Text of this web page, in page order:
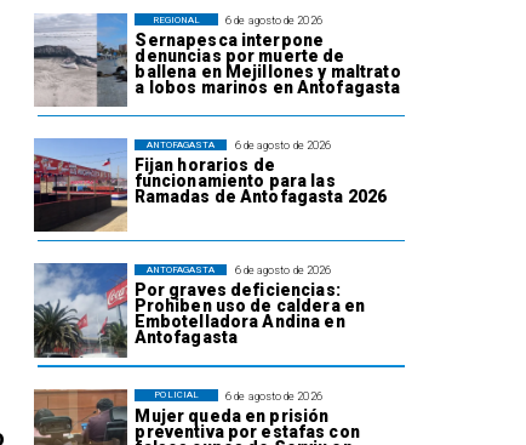
6 de agosto de 2026
Sernapesca interpone
denuncias por muerte de
ballena en Mejillones y maltrato
a lobos marinos en Antofagasta
REGIONAL
6 de agosto de 2026
Fijan horarios de
funcionamiento para las
Ramadas de Antofagasta 2026
ANTOFAGASTA
6 de agosto de 2026
Por graves deficiencias:
Prohiben uso de caldera en
Embotelladora Andina en
Antofagasta
ANTOFAGASTA
6 de agosto de 2026
Mujer queda en prisión
preventiva por estafas con
POLICIAL